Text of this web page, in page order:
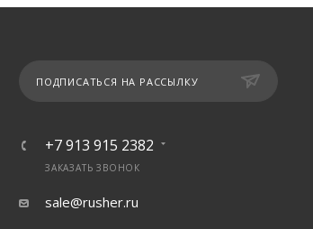
ПОДПИСАТЬСЯ НА РАССЫЛКУ
+7 913 915 2382
ЗАКАЗАТЬ ЗВОНОК
sale@rusher.ru